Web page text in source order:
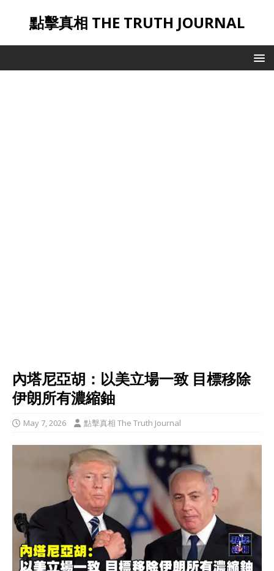
點擊真相 THE TRUTH JOURNAL
內塔尼亞胡：以美立場一致 目標移除
伊朗所有濃縮鈾
May 7, 2026 點擊真相 The Truth Journal